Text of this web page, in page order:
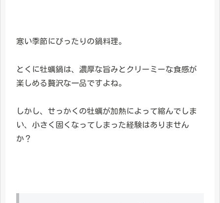
寒い季節にぴったりの鍋料理。
とくに牡蠣鍋は、濃厚な旨みとクリーミーな食感が
楽しめる贅沢な一品ですよね。
しかし、せっかくの牡蠣が加熱によって縮んでしま
い、小さく固くなってしまった経験はありません
か？